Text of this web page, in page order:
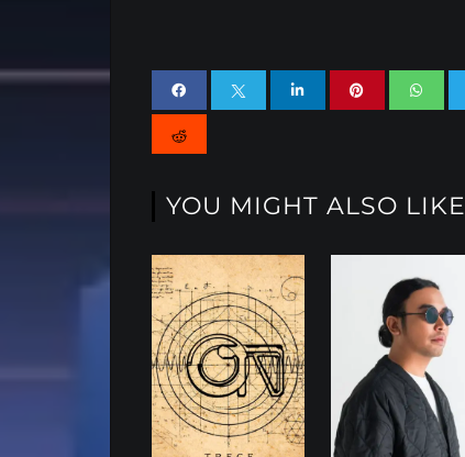
YOU MIGHT ALSO LIKE